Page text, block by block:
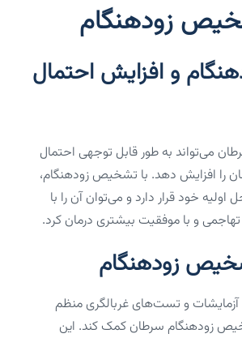
زودهنگام
و افزایش احتمال
می‌تواند به طور قابل توجهی احتمال
را افزایش دهد. با تشخیص زودهنگام،
خود قرار دارد و می‌توان آن را با
و با موفقیت بیشتری درمان کرد.
زودهنگام
آزمایشات و تست‌های غربالگری منظم
زودهنگام سرطان کمک کند. این